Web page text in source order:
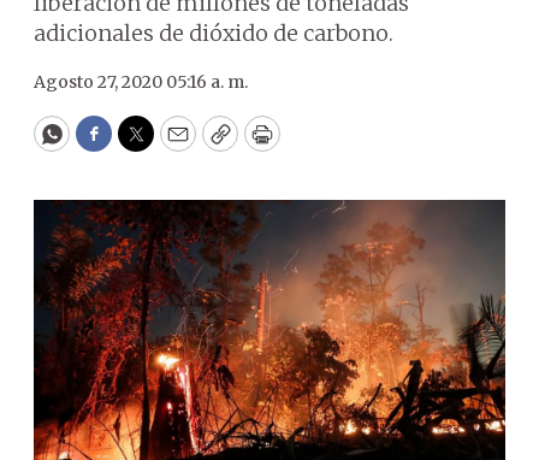
adicionales de dióxido de carbono.
Agosto 27, 2020 05:16 a. m.
WhatsApp
Facebook
Twitter
EmailCopyPrint